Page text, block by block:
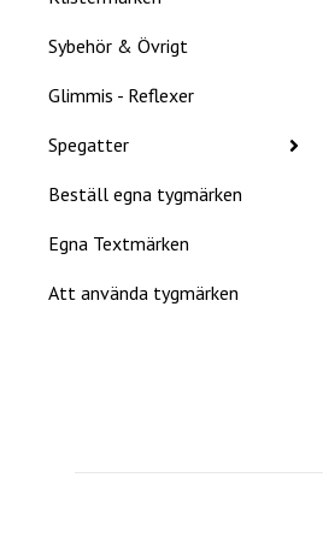
Sybehör & Övrigt
Glimmis - Reflexer
Spegatter
Beställ egna tygmärken
Egna Textmärken
Att använda tygmärken